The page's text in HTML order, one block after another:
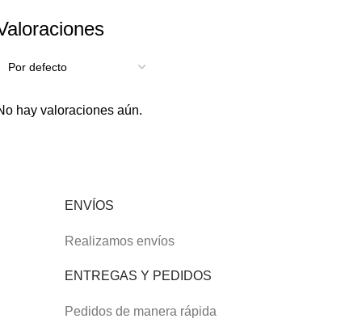
hay valoraciones aún.
ENVÍOS
Realizamos envíos
ENTREGAS Y PEDIDOS
Pedidos de manera rápida